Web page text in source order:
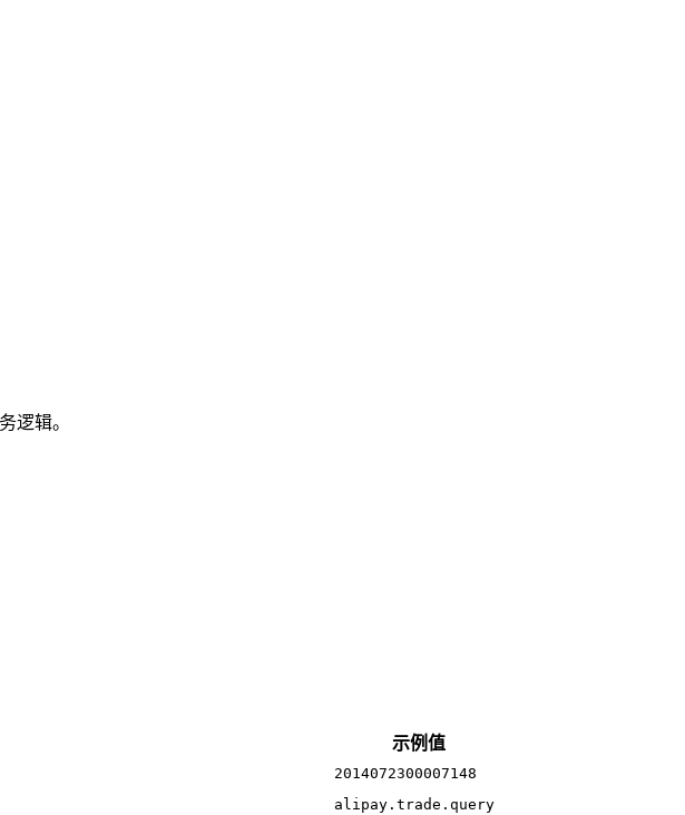
逻辑。
示例值
2014072300007148
alipay.trade.query